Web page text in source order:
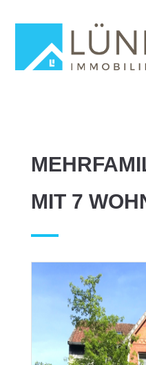
MIT 7